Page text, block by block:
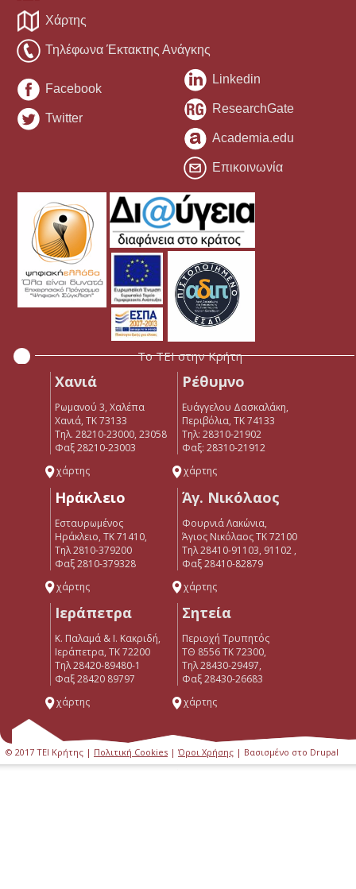
Χάρτης
Τηλέφωνα Έκτακτης Ανάγκης
Facebook
Twitter
Linkedin
ResearchGate
Academia.edu
Επικοινωνία
Το ΤΕΙ στην Κρήτη
Χανιά
Ρωμανού 3, Χαλέπα
Χανιά, ΤΚ 73133
Τηλ. 28210-23000, 23058
Φαξ 28210-23003
χάρτης
Ρέθυμνο
Ευάγγελου Δασκαλάκη,
Περιβόλια, ΤΚ 74133
Tηλ: 28310-21902
Φαξ: 28310-21912
χάρτης
Ηράκλειο
Εσταυρωμένος
Ηράκλειο, ΤΚ 71410,
Τηλ 2810-379200
Φαξ 2810-379328
χάρτης
Άγ. Νικόλαος
Φουρνιά Λακώνια,
Άγιος Νικόλαος ΤΚ 72100
Τηλ 28410-91103, 91102 ,
Φαξ 28410-82879
χάρτης
Ιεράπετρα
Κ. Παλαμά & Ι. Κακριδή,
Ιεράπετρα, ΤΚ 72200
Tηλ 28420-89480-1
Φαξ 28420 89797
χάρτης
Σητεία
Περιοχή Τρυπητός
ΤΘ 8556 ΤΚ 72300,
Τηλ 28430-29497,
Φαξ 28430-26683
χάρτης
© 2017 ΤΕΙ Κρήτης | Πολιτική Cookies | Όροι Χρήσης | Βασισμένο στο Drupal